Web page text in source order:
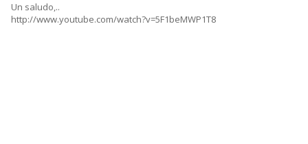
Un saludo,..
http://www.youtube.com/watch?v=5F1beMWP1T8